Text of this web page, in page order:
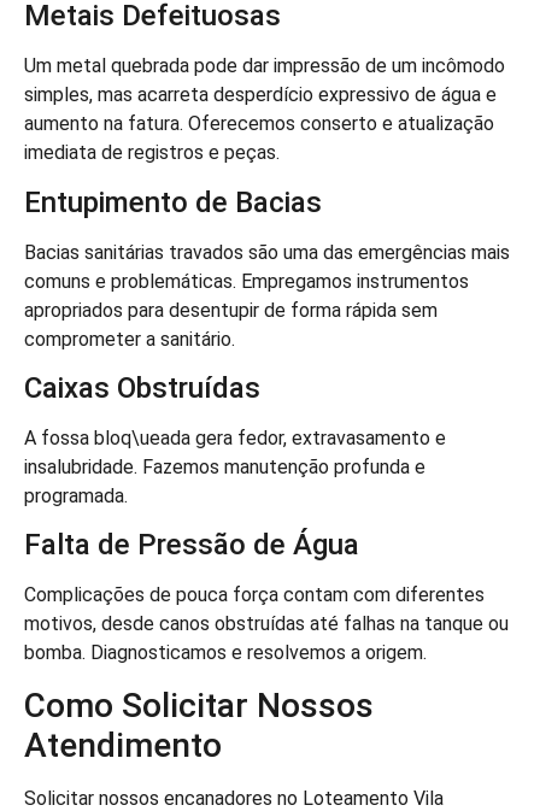
Metais Defeituosas
Um metal quebrada pode dar impressão de um incômodo
simples, mas acarreta desperdício expressivo de água e
aumento na fatura. Oferecemos conserto e atualização
imediata de registros e peças.
Entupimento de Bacias
Bacias sanitárias travados são uma das emergências mais
comuns e problemáticas. Empregamos instrumentos
apropriados para desentupir de forma rápida sem
comprometer a sanitário.
Caixas Obstruídas
A fossa bloq\ueada gera fedor, extravasamento e
insalubridade. Fazemos manutenção profunda e
programada.
Falta de Pressão de Água
Complicações de pouca força contam com diferentes
motivos, desde canos obstruídas até falhas na tanque ou
bomba. Diagnosticamos e resolvemos a origem.
Como Solicitar Nossos
Atendimento
Solicitar nossos encanadores no Loteamento Vila